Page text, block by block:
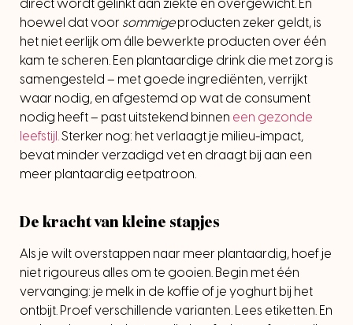
direct wordt gelinkt aan ziekte en overgewicht. En
hoewel dat voor sommigeproducten zeker geldt, is
het niet eerlijk om álle bewerkte producten over één
kam te scheren. Een plantaardige drink die met zorg is
samengesteld – met goede ingrediënten, verrijkt
waar nodig, en afgestemd op wat de consument
nodig heeft – past uitstekend binnen een gezonde
leefstijl.Sterker nog: het verlaagt je milieu-impact,
bevat minder verzadigd vet en draagt bij aan een
meer plantaardig eetpatroon.
De kracht van kleine stapjes
Als je wilt overstappen naar meer plantaardig, hoef je
niet rigoureus alles om te gooien. Begin met één
vervanging: je melk in de koffie of je yoghurt bij het
ontbijt. Proef verschillende varianten. Lees etiketten. En